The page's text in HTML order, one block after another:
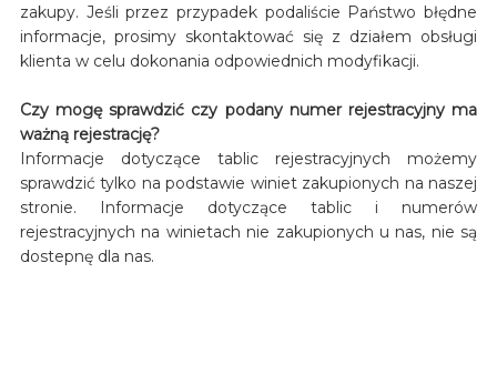
zakupy. Jeśli przez przypadek podaliście Państwo błędne
informacje, prosimy skontaktować się z działem obsługi
klienta w celu dokonania odpowiednich modyfikacji.
Czy mogę sprawdzić czy podany numer rejestracyjny ma
ważną rejestrację?
Informacje dotyczące tablic rejestracyjnych możemy
sprawdzić tylko na podstawie winiet zakupionych na naszej
stronie. Informacje dotyczące tablic i numerów
rejestracyjnych na winietach nie zakupionych u nas, nie są
dostepnę dla nas.